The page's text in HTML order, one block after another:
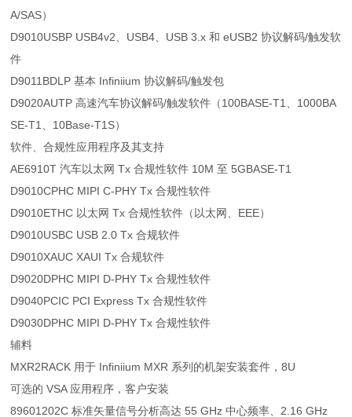
A/SAS）
D9010USBP USB4v2、USB4、USB 3.x 和 eUSB2 协议解码/触发软
件
D9011BDLP 基本 Infiniium 协议解码/触发包
D9020AUTP 高速汽车协议解码/触发软件（100BASE-T1、1000BA
SE-T1、10Base-T1S）
软件、合规性应用程序及其支持
AE6910T 汽车以太网 Tx 合规性软件 10M 至 5GBASE-T1
D9010CPHC MIPI C-PHY Tx 合规性软件
D9010ETHC 以太网 Tx 合规性软件（以太网、EEE）
D9010USBC USB 2.0 Tx 合规软件
D9010XAUC XAUI Tx 合规软件
D9020DPHC MIPI D-PHY Tx 合规性软件
D9040PCIC PCI Express Tx 合规性软件
D9030DPHC MIPI D-PHY Tx 合规性软件
辅料
MXR2RACK 用于 Infiniium MXR 系列的机架安装套件，8U
可选的 VSA 应用程序，客户安装
89601202C 标准矢量信号分析高达 55 GHz 中心频率、2.16 GHz